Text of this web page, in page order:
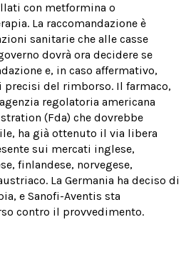
con metformina o
La raccomandazione è
sanitarie che alle casse
dovrà ora decidere se
e, in caso affermativo,
del rimborso. Il farmaco,
regolatoria americana
(Fda) che dovrebbe
ha già ottenuto il via libera
sui mercati inglese,
finlandese, norvegese,
La Germania ha deciso di
e Sanofi-Aventis sta
contro il provvedimento.